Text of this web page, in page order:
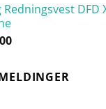
Redningsvest DFD